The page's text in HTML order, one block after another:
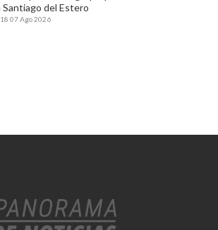
Santiago del Estero
07 Ago 2026